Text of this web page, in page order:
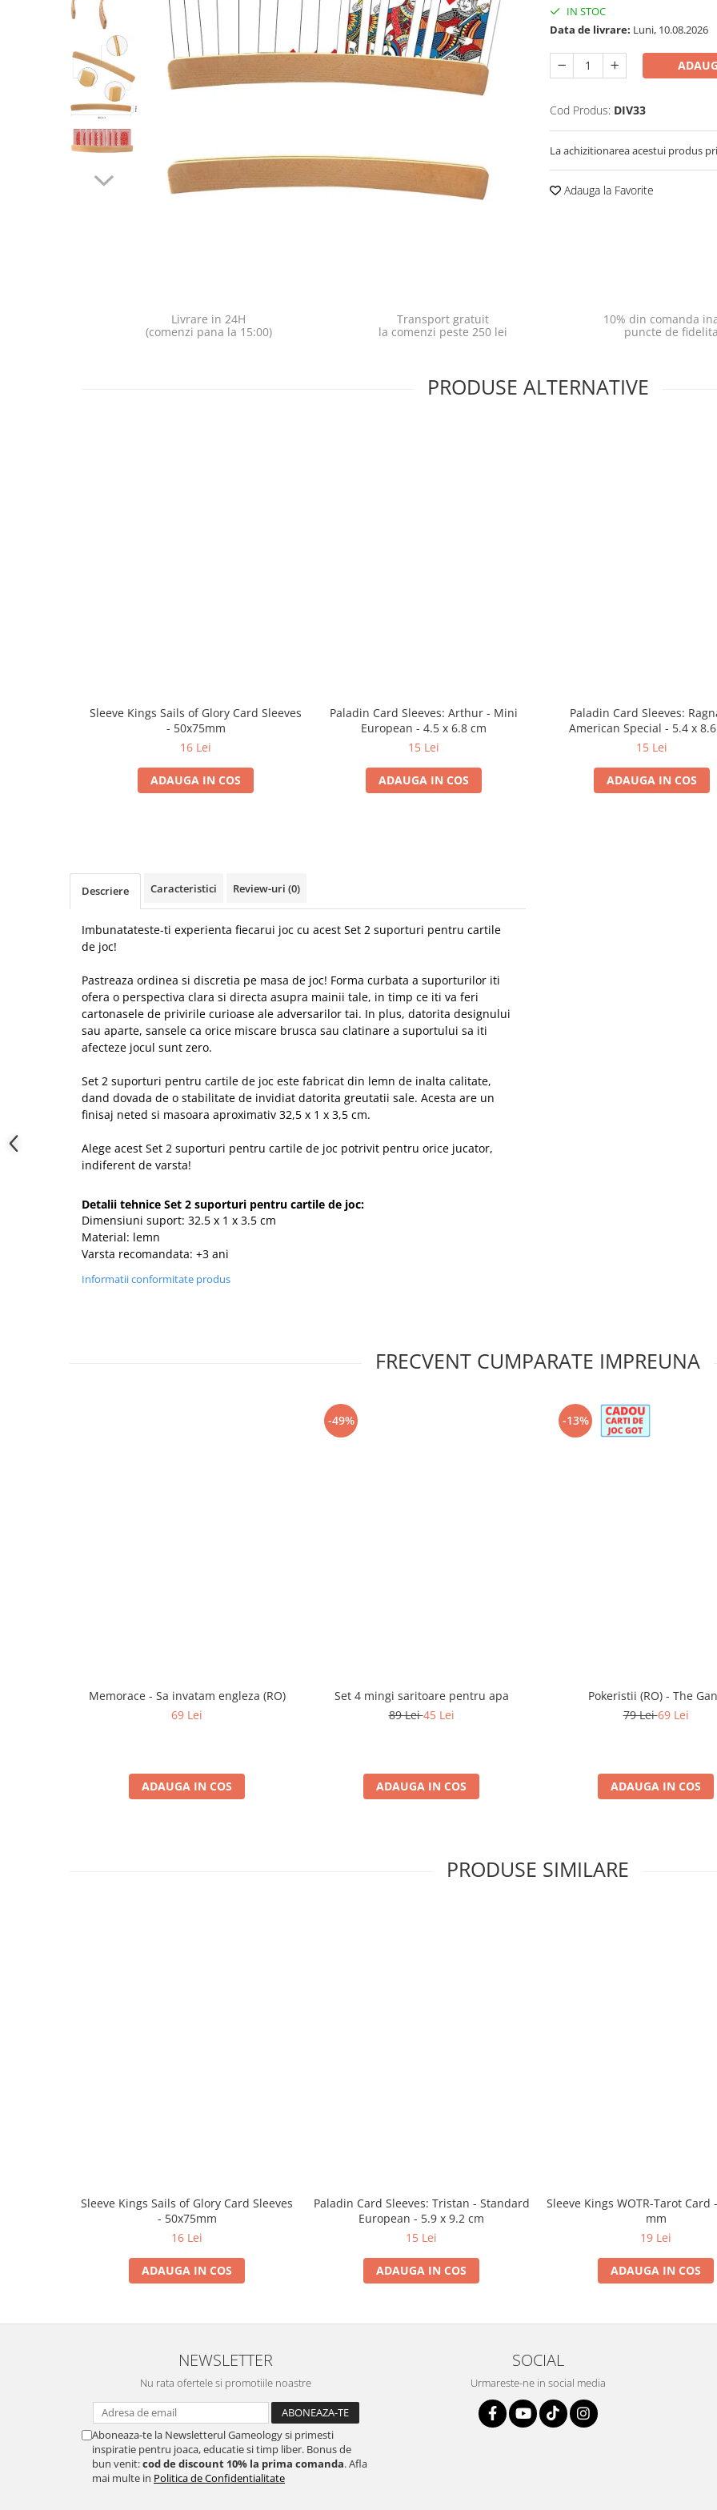
Jocuri pentru o persoana
Jocuri pentru 2 persoane
Game cunoscute
Vezi toate jocurile de societate
Vezi toate produsele STEM
IN STOC
Data de livrare: Luni, 10.08.2026
Cod Produs: DIV33
La achizitionarea acestui produs
Adauga la Favorite
Livrare in 24H
(comenzi pana la 15:00)
Transport gratuit
la comenzi peste 250 lei
10% din comanda
puncte de
PRODUSE ALTERNATIVE
Sleeve Kings Sails of Glory Card Sleeves
- 50x75mm
16 Lei
ADAUGA IN COS
Paladin Card Sleeves: Arthur - Mini
European - 4.5 x 6.8 cm
15 Lei
ADAUGA IN COS
Paladin Card Sleeves:
American Special - 5.4 x
15 Lei
ADAUGA IN COS
Descriere Caracteristici Review-uri (0)
Imbunatateste-ti experienta fiecarui joc cu acest Set 2 suporturi pentru cartile
de joc!
Pastreaza ordinea si discretia pe masa de joc! Forma curbata a suporturilor iti
ofera o perspectiva clara si directa asupra mainii tale, in timp ce iti va feri
cartonasele de privirile curioase ale adversarilor tai. In plus, datorita designului
sau aparte, sansele ca orice miscare brusca sau clatinare a suportului sa iti
afecteze jocul sunt zero.
Set 2 suporturi pentru cartile de joc este fabricat din lemn de inalta calitate,
dand dovada de o stabilitate de invidiat datorita greutatii sale. Acesta are un
finisaj neted si masoara aproximativ 32,5 x 1 x 3,5 cm.
Alege acest Set 2 suporturi pentru cartile de joc potrivit pentru orice jucator,
indiferent de varsta!
Detalii tehnice Set 2 suporturi pentru cartile de joc:
Dimensiuni suport: 32.5 x 1 x 3.5 cm
Material: lemn
Varsta recomandata: +3 ani
Informatii conformitate produs
FRECVENT CUMPARATE IMPREUNA
Memorace - Sa invatam engleza (RO)
69 Lei
ADAUGA IN COS
-49%
Set 4 mingi saritoare pentru apa
89 Lei45 Lei
ADAUGA IN COS
-13%
Pokeristii (RO) - The
79 Lei69 Lei
ADAUGA IN COS
PRODUSE SIMILARE
Sleeve Kings Sails of Glory Card Sleeves
- 50x75mm
16 Lei
ADAUGA IN COS
Paladin Card Sleeves: Tristan - Standard
European - 5.9 x 9.2 cm
15 Lei
ADAUGA IN COS
Sleeve Kings WOTR-Tarot Card
mm
19 Lei
ADAUGA IN COS
NEWSLETTER
Nu rata ofertele si promotiile noastre
Aboneaza-te la Newsletterul Gameology si primesti
inspiratie pentru joaca, educatie si timp liber. Bonus de
bun venit:cod de discount 10% la prima comanda. Afla
mai multe in Politica de Confidentialitate
SOCIAL
Urmareste-ne in social media